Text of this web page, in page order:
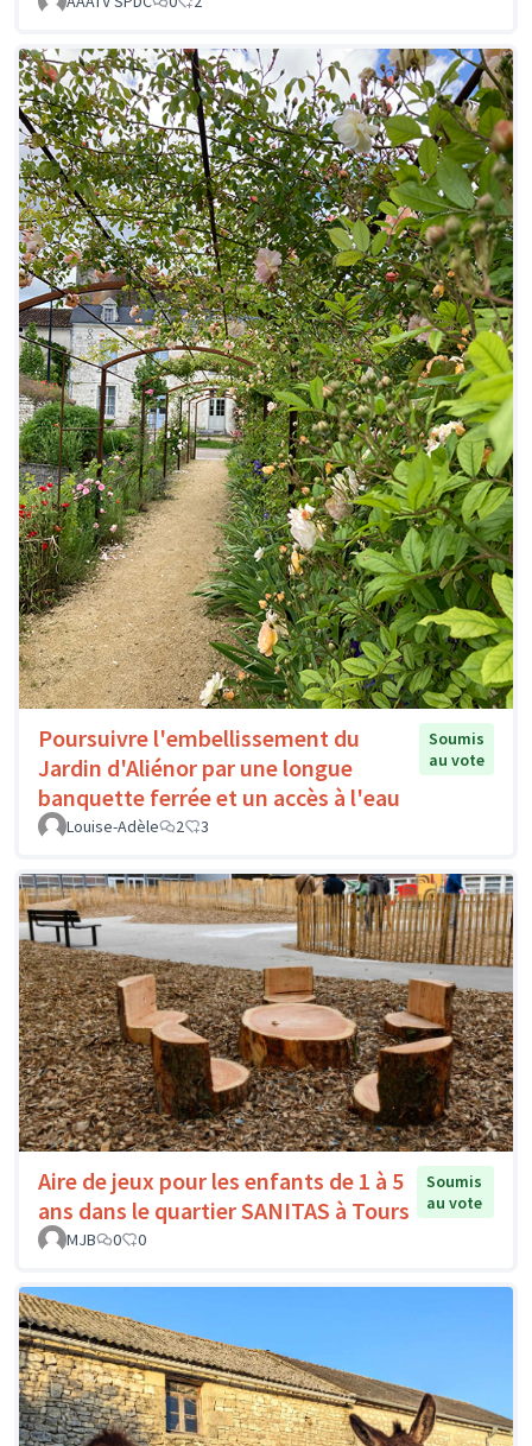
Poursuivre l'embellissement du
Jardin d'Aliénor par une longue
banquette ferrée et un accès à l'eau
Soumis
au vote
Louise-Adèle 2 3
Aire de jeux pour les enfants de 1 à 5
ans dans le quartier SANITAS à Tours
Soumis
au vote
MJB
0 0